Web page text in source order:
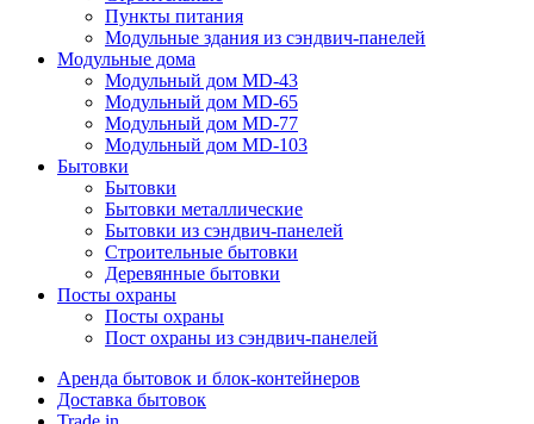
Пункты питания
Модульные здания из сэндвич-панелей
Модульные дома
Модульный дом MD-43
Модульный дом MD-65
Модульный дом MD-77
Модульный дом MD-103
Бытовки
Бытовки
Бытовки металлические
Бытовки из сэндвич-панелей
Строительные бытовки
Деревянные бытовки
Посты охраны
Посты охраны
Пост охраны из сэндвич-панелей
Аренда бытовок и блок-контейнеров
Доставка бытовок